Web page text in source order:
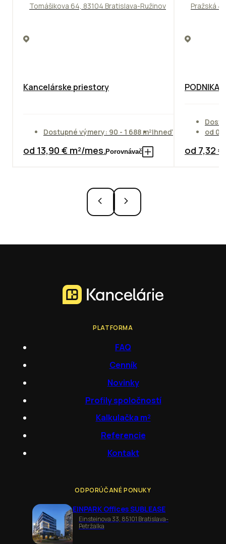
Tomášikova 64, 83104 Bratislava-Ružinov
Kancelárske priestory
Dostupné výmery: 90 - 1 688 m²Ihneď
od 13,90 € m²/mes.Porovnávač
Pražská
od
od 7,32
PLATFORMA
FAQ
Cenník
Novinky
Profily spoločností
Kalkulačka m²
Referencie
Kontakt
ODPORÚČANÉ PONUKY
EINPARK Offices SUBLEASE
Einsteinova 33, 85101 Bratislava-
Petržalka